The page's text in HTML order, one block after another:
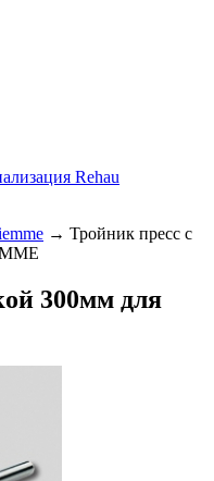
Rehau
→ Тройник пресс с
300мм для